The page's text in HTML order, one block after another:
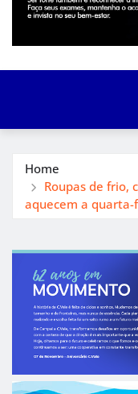
Home
Roupas de frio,
aquecem a